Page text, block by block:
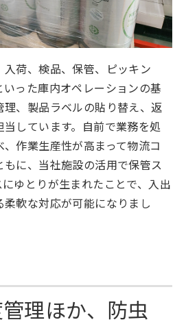
荷、検品、保管、ピッキン
った庫内オペレーションの基
、製品ラベルの貼り替え、返
しています。自前で業務を処
作業生産性が高まって物流コ
に、当社施設の活用で保管ス
ゆとりが生まれたことで、入出
軟な対応が可能になりまし
理ほか、防虫